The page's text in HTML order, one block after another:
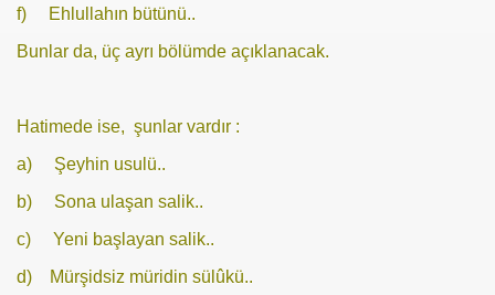
f) Ehlullahın bütünü..
Bunlar da, üç ayrı bölümde açıklanacak.
Hatimede ise, şunlar vardır :
a) Şeyhin usulü..
b) Sona ulaşan salik..
c) Yeni başlayan salik..
d) Mürşidsiz müridin sülûkü..